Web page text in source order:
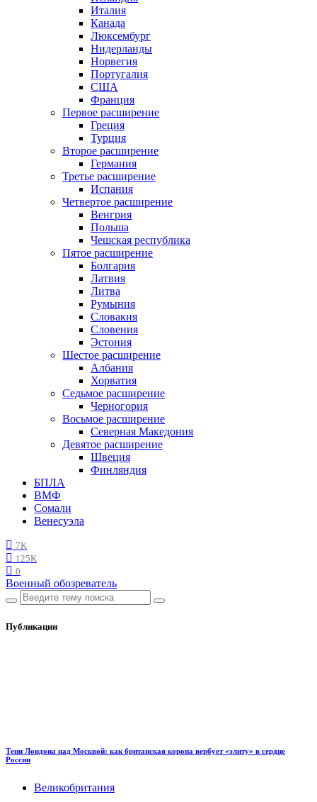
Италия
Канада
Люксембург
Нидерланды
Норвегия
Португалия
США
Франция
Первое расширение
Греция
Турция
Второе расширение
Германия
Третье расширение
Испания
Четвертое расширение
Венгрия
Польша
Чешская республика
Пятое расширение
Болгария
Латвия
Литва
Румыния
Словакия
Словения
Эстония
Шестое расширение
Албания
Хорватия
Седьмое расширение
Черногория
Восьмое расширение
Северная Македония
Девятое расширение
Швеция
Финляндия
БПЛА
ВМФ
Сомали
Венесуэла
7K
125K
0
Военный обозреватель
Публикации
Тени Лондона над Москвой: как британская корона вербует «элиту» в сердце
России
Великобритания